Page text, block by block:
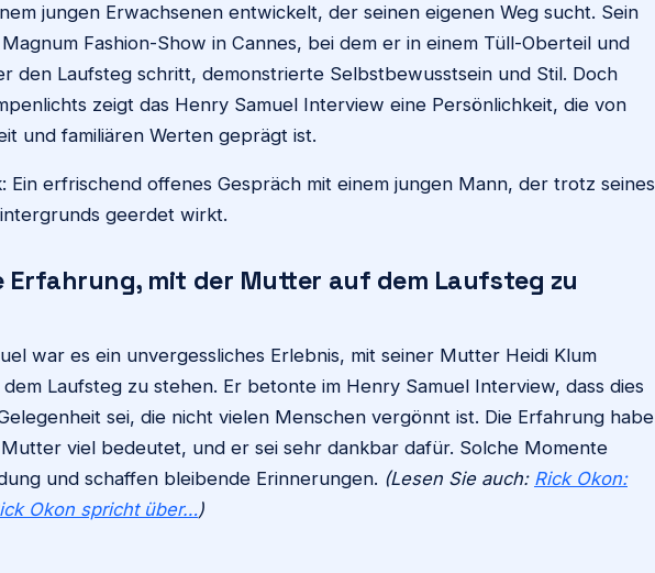
jungen Erwachsenen entwickelt, der seinen eigenen Weg sucht. Sein
Fashion-Show in Cannes, bei dem er in einem Tüll-Oberteil und
den Laufsteg schritt, demonstrierte Selbstbewusstsein und Stil. Doch
zeigt das Henry Samuel Interview eine Persönlichkeit, die von
und familiären Werten geprägt ist.
Ein erfrischend offenes Gespräch mit einem jungen Mann, der trotz seines
geerdet wirkt.
Erfahrung, mit der Mutter auf dem Laufsteg zu
war es ein unvergessliches Erlebnis, mit seiner Mutter Heidi Klum
dem Laufsteg zu stehen. Er betonte im Henry Samuel Interview, dass dies
sei, die nicht vielen Menschen vergönnt ist. Die Erfahrung habe
viel bedeutet, und er sei sehr dankbar dafür. Solche Momente
und schaffen bleibende Erinnerungen. (Lesen Sie auch: Rick Okon:
Okon spricht über…)